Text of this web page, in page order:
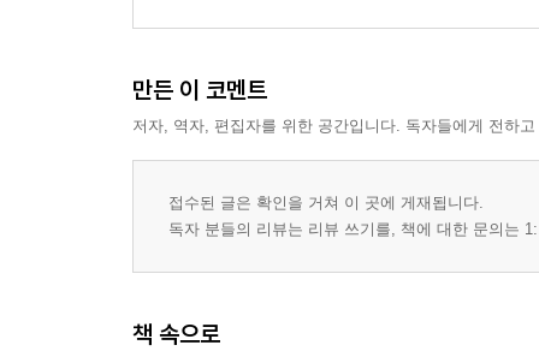
만든 이 코멘트
저자, 역자, 편집자를 위한 공간입니다. 독자들에게 전하
접수된 글은 확인을 거쳐 이 곳에 게재됩니다.
독자 분들의 리뷰는 리뷰 쓰기를, 책에 대한 문의는
책 속으로